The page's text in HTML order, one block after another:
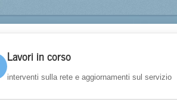
Lavori in corso
interventi sulla rete e aggiornamenti sul servizio